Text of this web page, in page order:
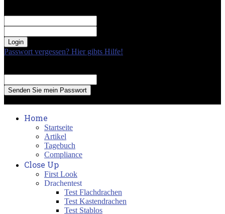
Passwort vergessen? Hier gibts Hilfe!
Home
Startseite
Artikel
Tagebuch
Compliance
Close Up
First Look
Drachentest
Test Flachdrachen
Test Kastendrachen
Test Stablos